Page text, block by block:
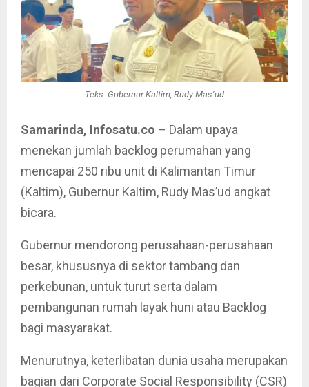
Teks: Gubernur Kaltim, Rudy Mas’ud
Samarinda, Infosatu.co – Dalam upaya
menekan jumlah backlog perumahan yang
mencapai 250 ribu unit di Kalimantan Timur
(Kaltim), Gubernur Kaltim, Rudy Mas’ud angkat
bicara.
Gubernur mendorong perusahaan-perusahaan
besar, khususnya di sektor tambang dan
perkebunan, untuk turut serta dalam
pembangunan rumah layak huni atau Backlog
bagi masyarakat.
Menurutnya, keterlibatan dunia usaha merupakan
bagian dari Corporate Social Responsibility (CSR)